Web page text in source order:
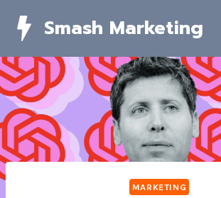
Smash Marketing
MARKETING